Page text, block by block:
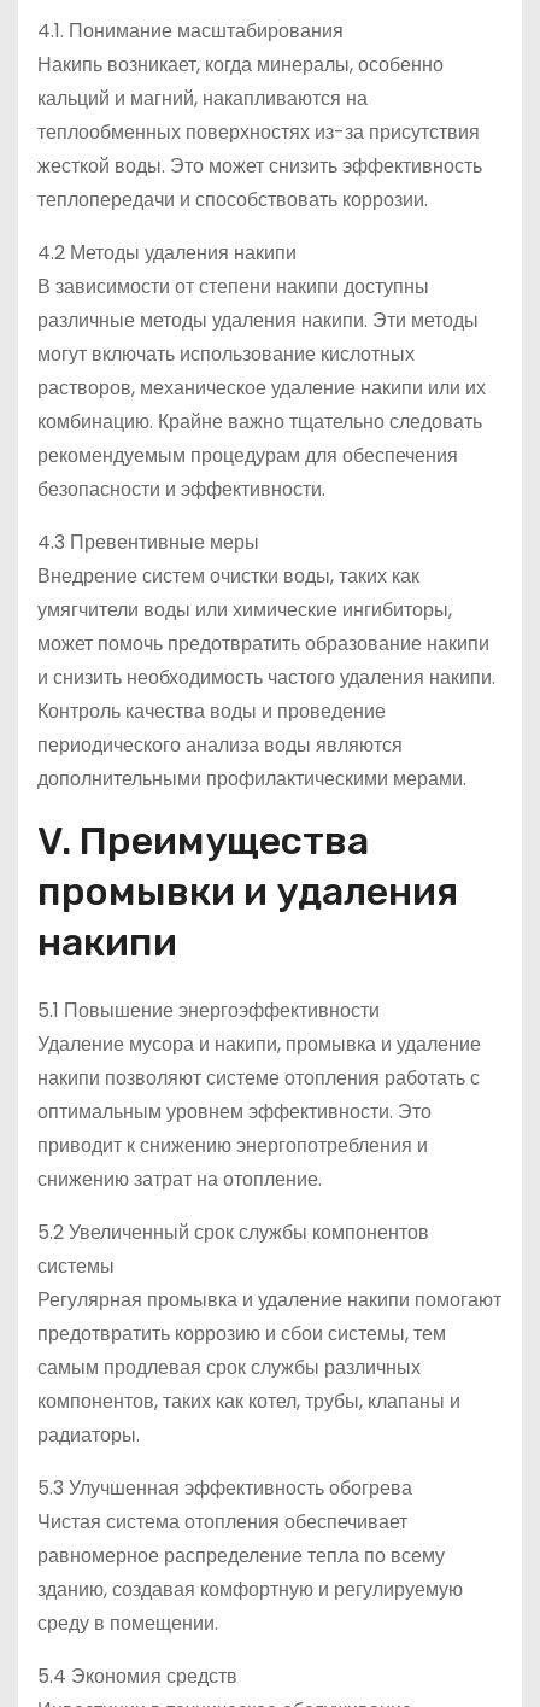
4.1. Понимание масштабирования
Накипь возникает, когда минералы, особенно
кальций и магний, накапливаются на
теплообменных поверхностях из-за присутствия
жесткой воды. Это может снизить эффективность
теплопередачи и способствовать коррозии.
4.2 Методы удаления накипи
В зависимости от степени накипи доступны
различные методы удаления накипи. Эти методы
могут включать использование кислотных
растворов, механическое удаление накипи или их
комбинацию. Крайне важно тщательно следовать
рекомендуемым процедурам для обеспечения
безопасности и эффективности.
4.3 Превентивные меры
Внедрение систем очистки воды, таких как
умягчители воды или химические ингибиторы,
может помочь предотвратить образование накипи
и снизить необходимость частого удаления накипи.
Контроль качества воды и проведение
периодического анализа воды являются
дополнительными профилактическими мерами.
V. Преимущества
промывки и удаления
накипи
5.1 Повышение энергоэффективности
Удаление мусора и накипи, промывка и удаление
накипи позволяют системе отопления работать с
оптимальным уровнем эффективности. Это
приводит к снижению энергопотребления и
снижению затрат на отопление.
5.2 Увеличенный срок службы компонентов
системы
Регулярная промывка и удаление накипи помогают
предотвратить коррозию и сбои системы, тем
самым продлевая срок службы различных
компонентов, таких как котел, трубы, клапаны и
радиаторы.
5.3 Улучшенная эффективность обогрева
Чистая система отопления обеспечивает
равномерное распределение тепла по всему
зданию, создавая комфортную и регулируемую
среду в помещении.
5.4 Экономия средств